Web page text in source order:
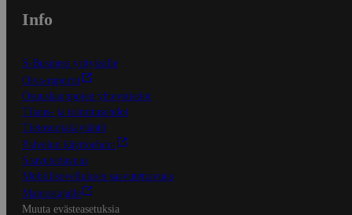
Info
S-Business yrityksille
Oiva-raportit
Osuuskauppojen yhteystiedot
Tilaus- ja toimitusehdot
Tietosuojakäytäntö
Palvelun käyttöehdot
Saavutettavuus
Mobiilisovelluksen saavutettavuus
Mainostajalle
Muuta evästeasetuksia